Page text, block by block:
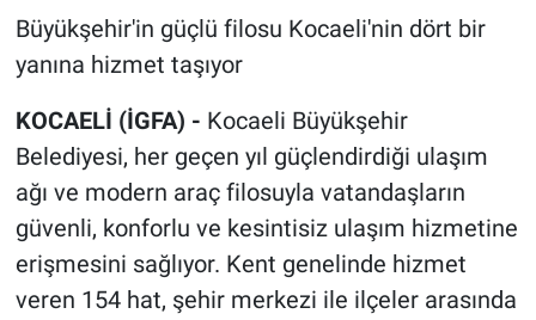
Büyükşehir'in güçlü filosu Kocaeli'nin dört bir
yanına hizmet taşıyor
KOCAELİ (İGFA) - Kocaeli Büyükşehir
Belediyesi, her geçen yıl güçlendirdiği ulaşım
ağı ve modern araç filosuyla vatandaşların
güvenli, konforlu ve kesintisiz ulaşım hizmetine
erişmesini sağlıyor. Kent genelinde hizmet
veren 154 hat, şehir merkezi ile ilçeler arasında